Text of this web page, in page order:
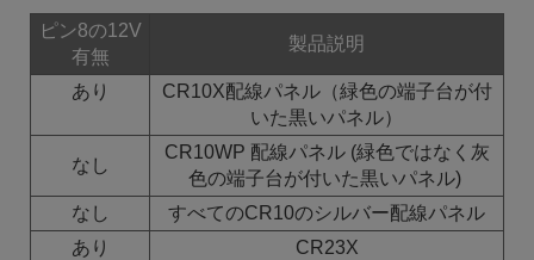
ピン8の12V
有無
製品説明
あり
CR10X配線パネル（緑色の端子台が付
いた黒いパネル）
なし
CR10WP 配線パネル (緑色ではなく灰
色の端子台が付いた黒いパネル)
なし
すべてのCR10のシルバー配線パネル
あり
CR23X